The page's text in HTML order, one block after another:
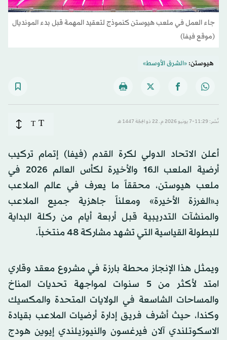
جاء العمل في ملعب هيوستن كنموذج لتعقيد المهمة قبل بدء المونديال
(موقع فيفا)
هيوستن:«الشرق الأوسط»
نُشر: 11:29-7 يونيو 2026 م ـ 22 ذو الحِجّة 1447 هـ T
T
أعلن الاتحاد الدولي لكرة القدم (فيفا) إتمام تركيب
أرضية الملعب الـ16 والأخيرة لكأس العالم 2026 في
ملعب هيوستن، محققاً ما يعرف في عالم الملاعب
بـ«الغرزة الأخيرة» ومعلناً جاهزية جميع الملاعب
والمنشآت التدريبية قبل أربعة أيام من ركلة البداية
للبطولة القياسية التي تشهد مشاركة 48 منتخباً.
ويمثل هذا الإنجاز محطة بارزة في مشروع معقد وقاري
امتد لأكثر من 5 سنوات لمواجهة تحديات المناخ
والمساحات الشاسعة في الولايات المتحدة والمكسيك
وكندا، حيث أشرف فريق إدارة أرضيات الملاعب بقيادة
الاسكوتلندي آلان فيرغسون والنيوزيلندي إيوين هودج